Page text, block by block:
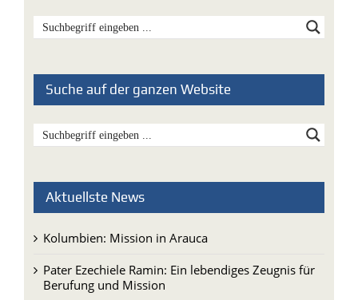
Suche auf der ganzen Website
Aktuellste News
Kolumbien: Mission in Arauca
Pater Ezechiele Ramin: Ein lebendiges Zeugnis für
Berufung und Mission